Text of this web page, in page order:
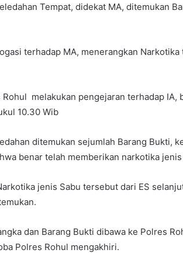
Tempat, didekat MA, ditemukan
terhadap MA, menerangkan
melakukan pengejaran terhadap IA,
10.30 Wib
ditemukan sejumlah Barang Bukti,
benar telah memberikan narkotika
jenis Sabu tersebut dari ES
dan Barang Bukti dibawa ke Polres
Polres Rohul mengakhiri.